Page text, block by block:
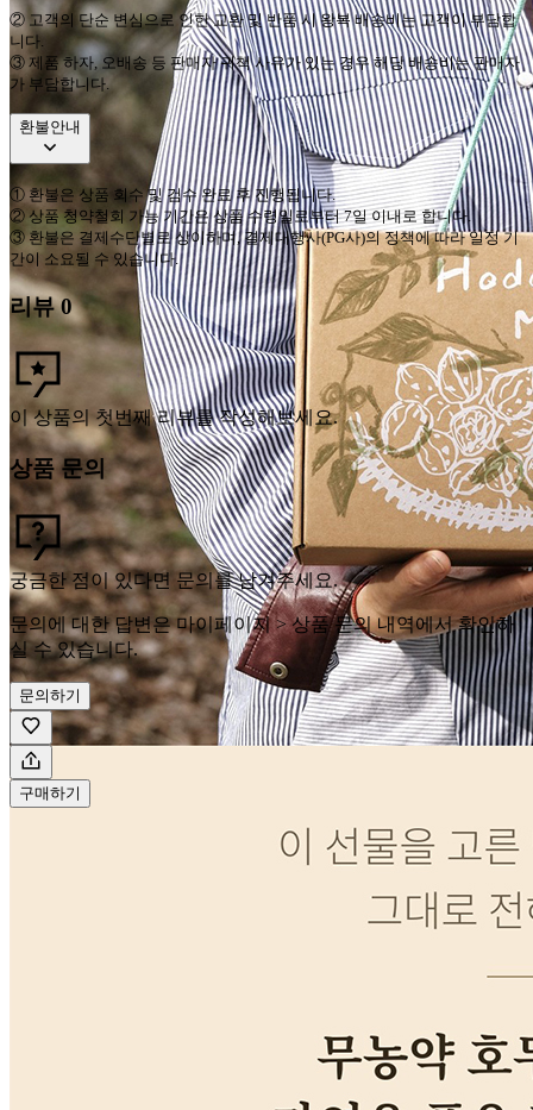
② 고객의 단순 변심으로 인한 교환 및 반품 시 왕복 배송비는 고객이 부담합
니다
③ 제품 하자, 오배송 등 판매자 귀책 사유가 있는 경우 해당 배송비는 판매자
가 부담합니다
환불안내
① 환불은 상품 회수 및 검수 완료 후 진행됩니다.
② 상품 청약철회 가능 기간은 상품 수령일로부터7일 이내로 합니다.
③ 환불은 결제수단별로 상이하며,결제대행사(PG사)의 정책에 따라 일정 기
간이 소요될 수 있습니다.
리뷰 0
이 상품의 첫번째 리뷰를 작성해보세요.
상품 문의
궁금한 점이 있다면 문의를 남겨주세요.
문의에 대한 답변은 마이페이지 > 상품 문의 내역에서 확인하
실 수 있습니다.
문의하기
구매하기